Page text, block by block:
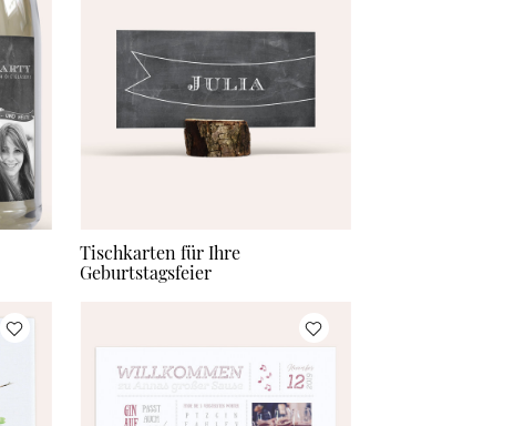
Tischkarten für Ihre
Geburtstagsfeier